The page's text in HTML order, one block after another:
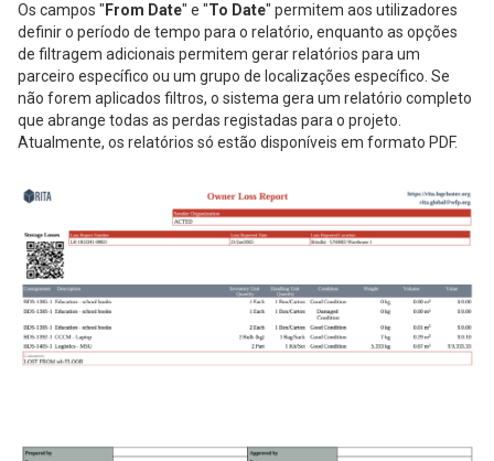
Os campos " From Date" e "To Date" permitem aos utilizadores
definir o período de tempo para o relatório, enquanto as opções
de filtragem adicionais permitem gerar relatórios para um
parceiro específico ou um grupo de localizações específico. Se
não forem aplicados filtros, o sistema gera um relatório completo
que abrange todas as perdas registadas para o projeto.
Atualmente, os relatórios só estão disponíveis em formato PDF.